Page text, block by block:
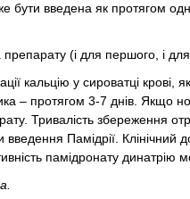
бути введена як протягом
(і для першого, і для
кальцію у сироватці
– протягом 3-7 днів. Якщо
Тривалість збереження
Памідрії. Клінічний
памідронату динатрію